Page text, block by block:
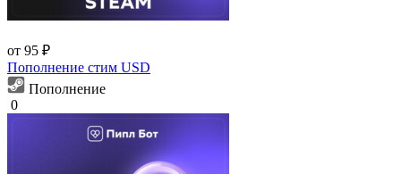
от 95 ₽
Пополнение стим USD
Пополнение
0